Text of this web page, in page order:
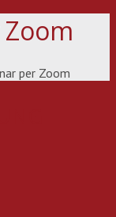
per Zoom